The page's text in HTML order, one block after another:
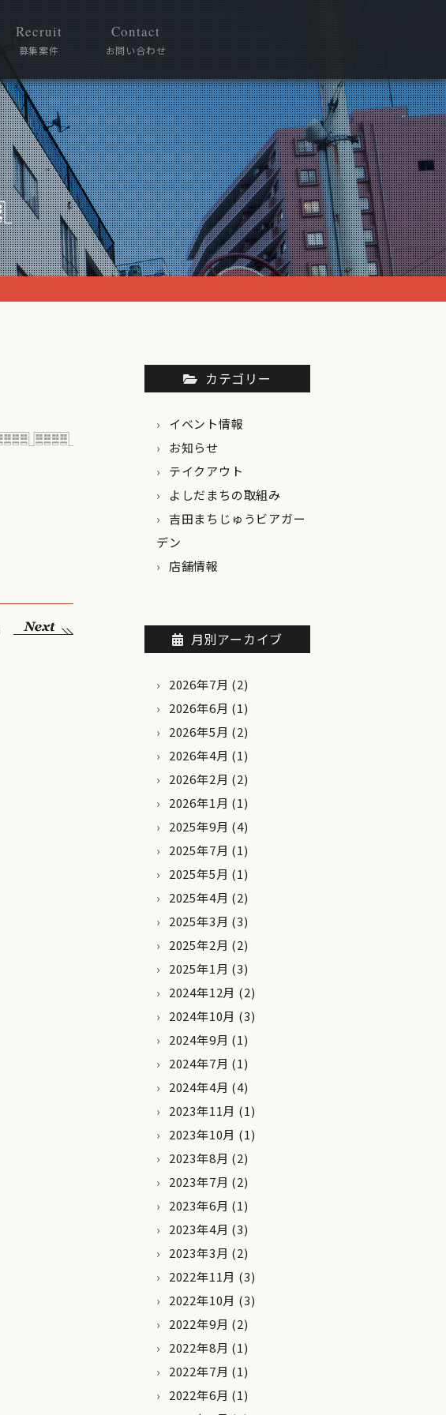
Recruit
募集案件
Contact
お問い合わせ
カテゴリー
イベント情報
お知らせ
テイクアウト
よしだまちの取組み
吉田まちじゅうビアガー
デン
店舗情報
月別アーカイブ
2026年7月 (2)
2026年6月 (1)
2026年5月 (2)
2026年4月 (1)
2026年2月 (2)
2026年1月 (1)
2025年9月 (4)
2025年7月 (1)
2025年5月 (1)
2025年4月 (2)
2025年3月 (3)
2025年2月 (2)
2025年1月 (3)
2024年12月 (2)
2024年10月 (3)
2024年9月 (1)
2024年7月 (1)
2024年4月 (4)
2023年11月 (1)
2023年10月 (1)
2023年8月 (2)
2023年7月 (2)
2023年6月 (1)
2023年4月 (3)
2023年3月 (2)
2022年11月 (3)
2022年10月 (3)
2022年9月 (2)
2022年8月 (1)
2022年7月 (1)
2022年6月 (1)